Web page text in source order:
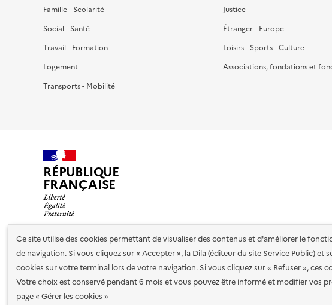
Ce site utilise des cookies permettant de visualiser des contenus et d'améliorer le
de navigation. Si vous cliquez sur « Accepter », la Dila (éditeur du site Service Public) et
cookies sur votre terminal lors de votre navigation. Si vous cliquez sur « Refuser », ces
Votre choix est conservé pendant 6 mois et vous pouvez être informé et modifier vos
page « Gérer les cookies »
Famille - Scolarité
Social - Santé
Travail - Formation
Logement
Transports - Mobilité
Justice
Étranger - Europe
Loisirs - Sports - Culture
Associations, fondations et
RÉPUBLIQUE
FRANÇAISE
Nos partenaires
Plan du site Accessibilité : totalement conforme